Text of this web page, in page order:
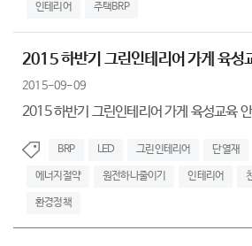
인테리어 주택BRP
2015 하반기 그린인테리어 가게 육성
2015-09-09
2015 하반기 그린인테리어 가게 육성교육
BRP LED 그린인테리어 단열재
에너지절약 원전하나줄이기 인테리어
환경정책